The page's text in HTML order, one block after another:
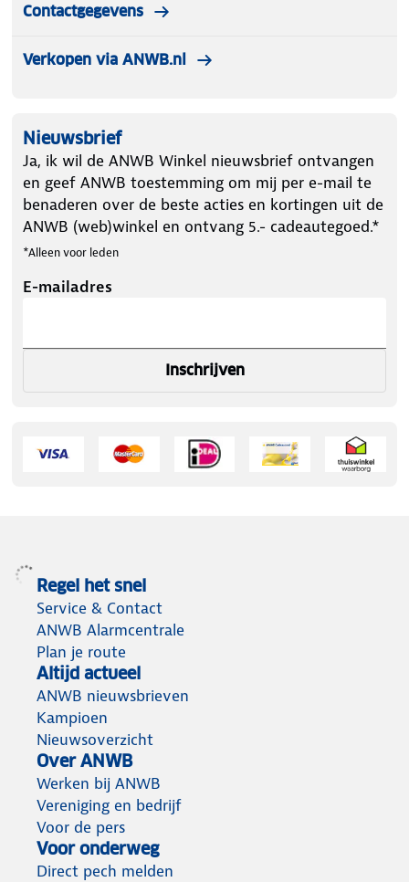
Contactgegevens
Verkopen via ANWB.nl
Nieuwsbrief
Ja, ik wil de ANWB Winkel nieuwsbrief ontvangen
en geef ANWB toestemming om mij per e-mail te
benaderen over de beste acties en kortingen uit de
ANWB (web)winkel en ontvang 5.- cadeautegoed.*
*Alleen voor leden
E-mailadres
Inschrijven
Regel het snel
Service & Contact
ANWB Alarmcentrale
Plan je route
Altijd actueel
ANWB nieuwsbrieven
Kampioen
Nieuwsoverzicht
Over ANWB
Werken bij ANWB
Vereniging en bedrijf
Voor de pers
Voor onderweg
Direct pech melden